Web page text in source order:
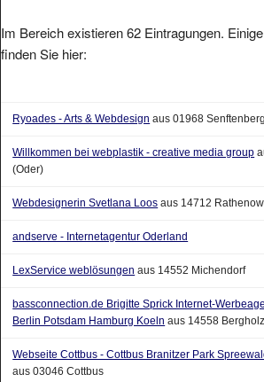
Im Bereich existieren 62 Eintragungen.
finden Sie hier:
Ryoades - Arts & Webdesign aus 01968 Senftenberg
Willkommen bei webplastik - creative media group
(Oder)
Webdesignerin Svetlana Loos aus 14712 Rathenow
andserve - Internetagentur Oderland
LexService weblösungen aus 14552 Michendorf
bassconnection.de Brigitte Sprick Internet-
Berlin Potsdam Hamburg Koeln aus 14558
Webseite Cottbus - Cottbus Branitzer Park
aus 03046 Cottbus